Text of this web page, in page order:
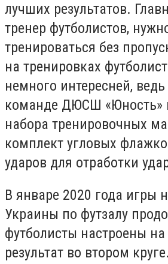
лучших результатов.
тренер футболистов,
тренироваться без
на тренировках
немного интересней,
команде ДЮСШ «Юность»
набора тренировочных
комплект угловых
ударов для отработки
В январе 2020 года игры
Украины по футзалу
футболисты настроены
результат во втором круге.